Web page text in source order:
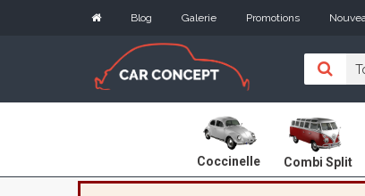
Blog Galerie Promotions
Coccinelle Combi Split